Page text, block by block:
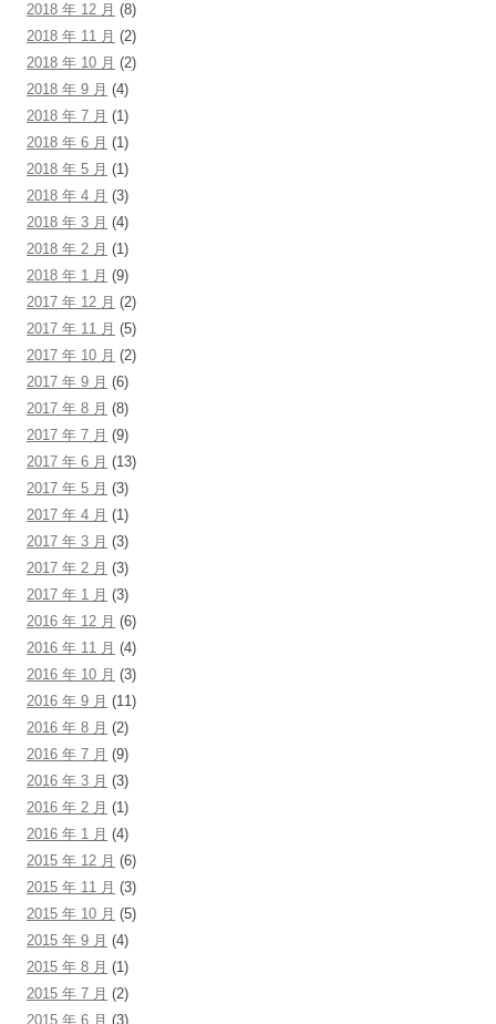
2018 年 12 月 (8)
2018 年 11 月 (2)
2018 年 10 月 (2)
2018 年 9 月 (4)
2018 年 7 月 (1)
2018 年 6 月 (1)
2018 年 5 月 (1)
2018 年 4 月 (3)
2018 年 3 月 (4)
2018 年 2 月 (1)
2018 年 1 月 (9)
2017 年 12 月 (2)
2017 年 11 月 (5)
2017 年 10 月 (2)
2017 年 9 月 (6)
2017 年 8 月 (8)
2017 年 7 月 (9)
2017 年 6 月 (13)
2017 年 5 月 (3)
2017 年 4 月 (1)
2017 年 3 月 (3)
2017 年 2 月 (3)
2017 年 1 月 (3)
2016 年 12 月 (6)
2016 年 11 月 (4)
2016 年 10 月 (3)
2016 年 9 月 (11)
2016 年 8 月 (2)
2016 年 7 月 (9)
2016 年 3 月 (3)
2016 年 2 月 (1)
2016 年 1 月 (4)
2015 年 12 月 (6)
2015 年 11 月 (3)
2015 年 10 月 (5)
2015 年 9 月 (4)
2015 年 8 月 (1)
2015 年 7 月 (2)
2015 年 6 月 (3)